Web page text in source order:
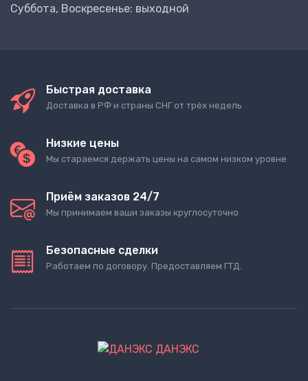
Суббота, Воскресенье: выходной
Быстрая доставка
Доставка в РФ и страны СНГ от трёх недель
Низкие цены
Мы стараемся держать цены на самом низком уровне
Приём заказов 24/7
Мы принимаем ваши заказы круглосуточно
Безопасные сделки
Работаем по договору. Предоставляем ГТД.
ДАНЭКС